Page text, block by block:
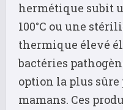
hermétique subit
100°C ou une
thermique élevé
bactéries
option la plus
mamans. Ces